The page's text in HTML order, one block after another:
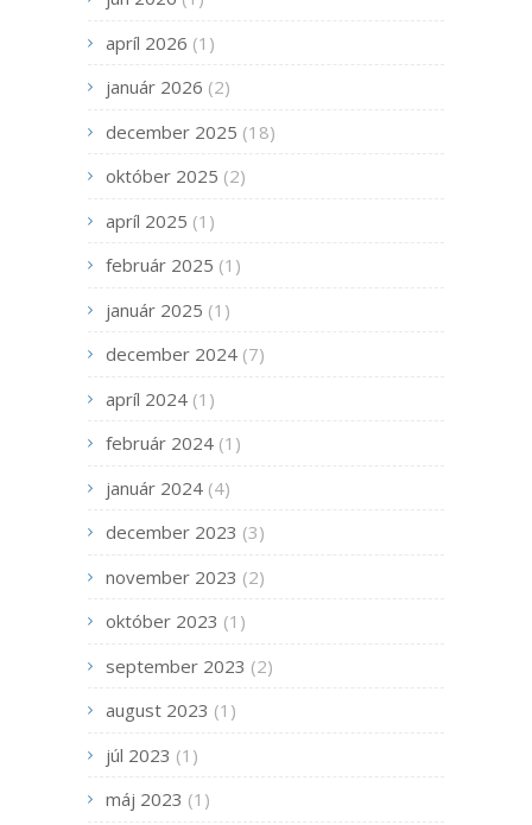
apríl 2026 (1)
január 2026 (2)
december 2025 (18)
október 2025 (2)
apríl 2025 (1)
február 2025 (1)
január 2025 (1)
december 2024 (7)
apríl 2024 (1)
február 2024 (1)
január 2024 (4)
december 2023 (3)
november 2023 (2)
október 2023 (1)
september 2023 (2)
august 2023 (1)
júl 2023 (1)
máj 2023 (1)